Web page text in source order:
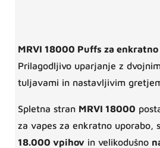
MRVI 18000 Puffs za
Prilagodljivo uparjanje z
tuljavami in nastavljivim
Spletna stran MRVI 18000
za vapes za enkratno uporabo,
18.000 vpihov in velikodušno